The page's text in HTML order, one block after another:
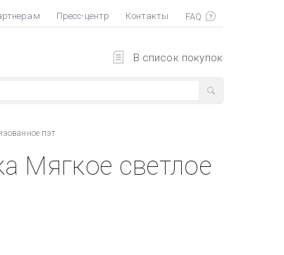
Пресс-центр Контакты
В список покупок
пэт
Мягкое светлое